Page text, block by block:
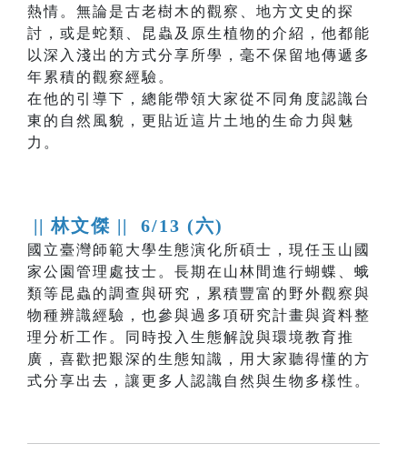
熱情。無論是古老樹木的觀察、地方文史的探
討，或是蛇類、昆蟲及原生植物的介紹，他都能
以深入淺出的方式分享所學，毫不保留地傳遞多
年累積的觀察經驗。
在他的引導下，總能帶領大家從不同角度認識台
東的自然風貌，更貼近這片土地的生命力與魅
力。
|| 林文傑 || 6/13 (六)
國立臺灣師範大學生態演化所碩士，現任玉山國
家公園管理處技士。長期在山林間進行蝴蝶、蛾
類等昆蟲的調查與研究，累積豐富的野外觀察與
物種辨識經驗，也參與過多項研究計畫與資料整
理分析工作。同時投入生態解說與環境教育推
廣，喜歡把艱深的生態知識，用大家聽得懂的方
式分享出去，讓更多人認識自然與生物多樣性。